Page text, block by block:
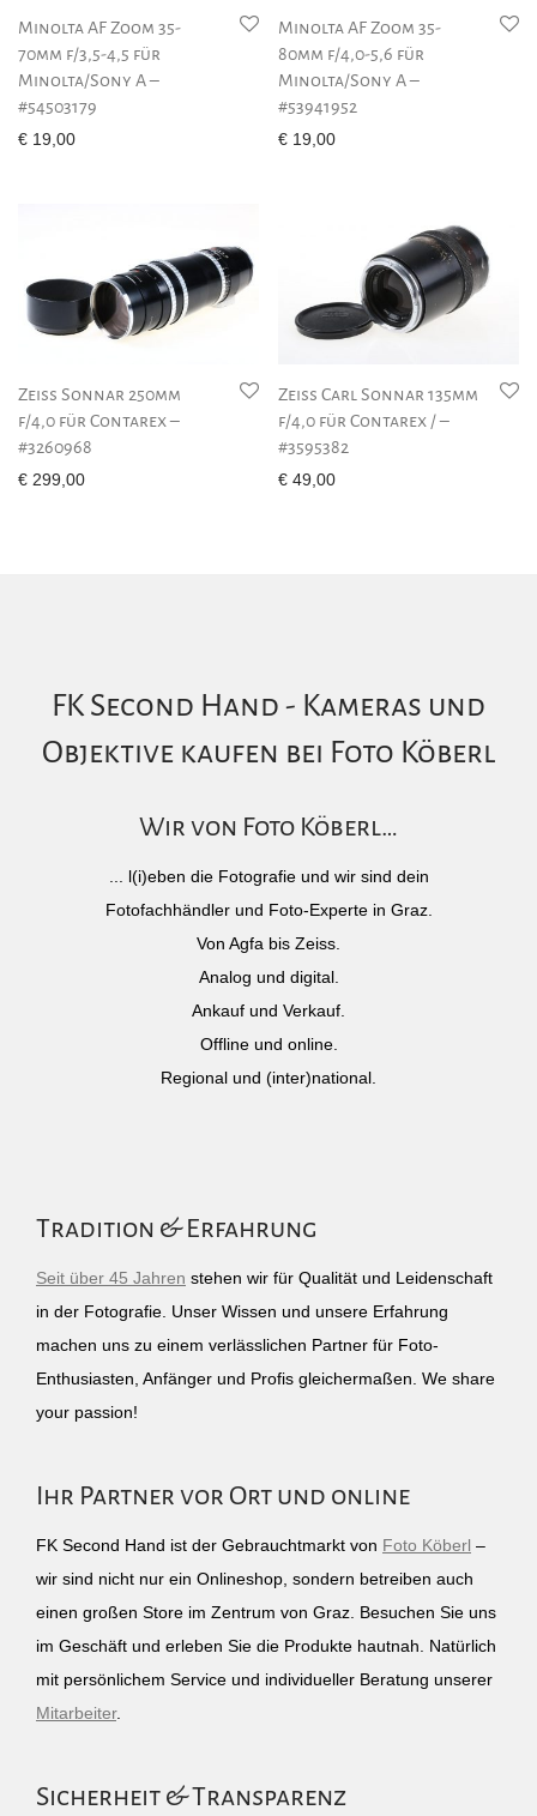
Minolta AF Zoom 35-
70mm f/3,5-4,5 für
Minolta/Sony A –
#54503179
€ 19,00
Minolta AF Zoom 35-
80mm f/4,0-5,6 für
Minolta/Sony A –
#53941952
€ 19,00
Zeiss Sonnar 250mm
f/4,0 für Contarex –
#3260968
€ 299,00
Zeiss Carl Sonnar 135mm
f/4,0 für Contarex / –
#3595382
€ 49,00
FK Second Hand - Kameras und
Objektive kaufen bei Foto Köberl
Wir von Foto Köberl…
... l(i)eben die Fotografie und wir sind dein
Fotofachhändler und Foto-Experte in Graz.
Von Agfa bis Zeiss.
Analog und digital.
Ankauf und Verkauf.
Offline und online.
Regional und (inter)national.
Tradition & Erfahrung
Seit über 45 Jahren stehen wir für Qualität und Leidenschaft
in der Fotografie. Unser Wissen und unsere Erfahrung
machen uns zu einem verlässlichen Partner für Foto-
Enthusiasten, Anfänger und Profis gleichermaßen. We share
your passion!
Ihr Partner vor Ort und online
FK Second Hand ist der Gebrauchtmarkt von Foto Köberl –
wir sind nicht nur ein Onlineshop, sondern betreiben auch
einen großen Store im Zentrum von Graz. Besuchen Sie uns
im Geschäft und erleben Sie die Produkte hautnah. Natürlich
mit persönlichem Service und individueller Beratung unserer
Mitarbeiter.
Sicherheit & Transparenz